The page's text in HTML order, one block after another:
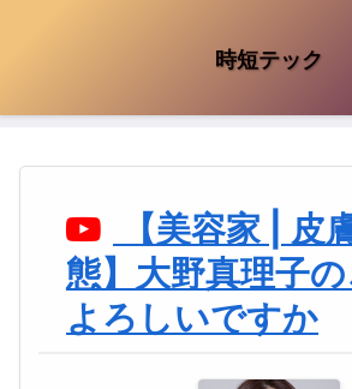
時短テック
【美容家 | 皮
態】大野真理子
よろしいですか